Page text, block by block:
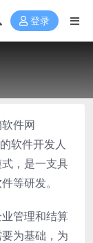
登录
件网
软件开发人
，是一支具
等研发。
管理和结算
为基础，为